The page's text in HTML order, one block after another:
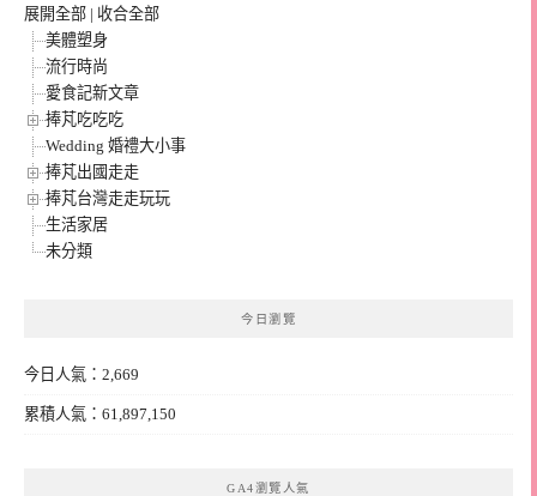
展開全部 | 收合全部
美體塑身
流行時尚
愛食記新文章
捧芃吃吃吃
Wedding 婚禮大小事
捧芃出國走走
捧芃台灣走走玩玩
生活家居
未分類
今日瀏覽
今日人氣：2,669
累積人氣：61,897,150
GA4瀏覽人氣